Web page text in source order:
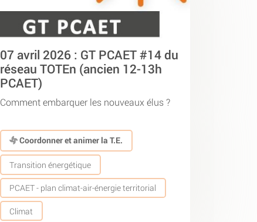
07 avril 2026 : GT PCAET #14 du
réseau TOTEn (ancien 12-13h
PCAET)
Comment embarquer les nouveaux élus ?
Coordonner et animer la T.E.
Transition énergétique
PCAET - plan climat-air-énergie territorial
Climat